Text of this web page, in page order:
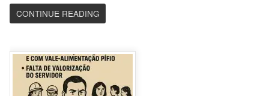
CONTINUE READING